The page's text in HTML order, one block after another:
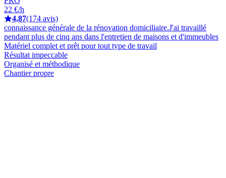
22 €/h
4,87(174 avis)
connaissance générale de la rénovation domiciliaire.J'ai travaillé
pendant plus de cinq ans dans l'entretien de maisons et d'immeubles
Matériel complet et prêt pour tout type de travail
Résultat impeccable
Organisé et méthodique
Chantier propre